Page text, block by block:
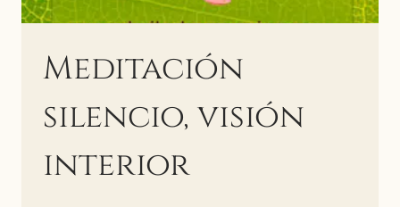
Meditación
silencio, visión
interior